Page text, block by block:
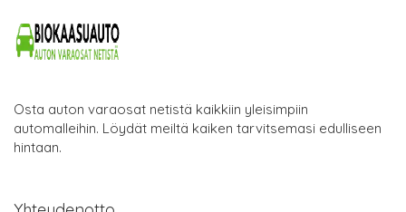
Osta auton varaosat netistä kaikkiin yleisimpiin
automalleihin. Löydät meiltä kaiken tarvitsemasi edulliseen
hintaan.